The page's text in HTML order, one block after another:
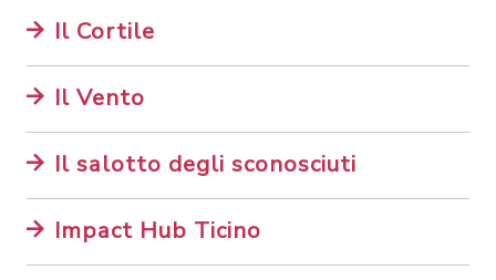
Il Cortile
Il Vento
Il salotto degli sconosciuti
Impact Hub Ticino